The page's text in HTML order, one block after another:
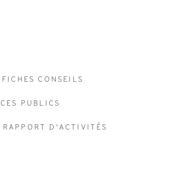
CONSEILS
PUBLICS
RAPPORT D'ACTIVITÉS